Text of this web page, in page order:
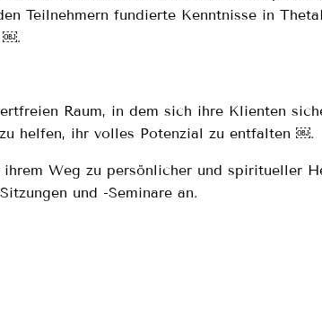
Teilnehmern fundierte Kenntnisse in
￼.
Raum, in dem sich ihre Klienten
helfen, ihr volles Potenzial zu entfalten ￼.
Weg zu persönlicher und spiritueller
und -Seminare an.